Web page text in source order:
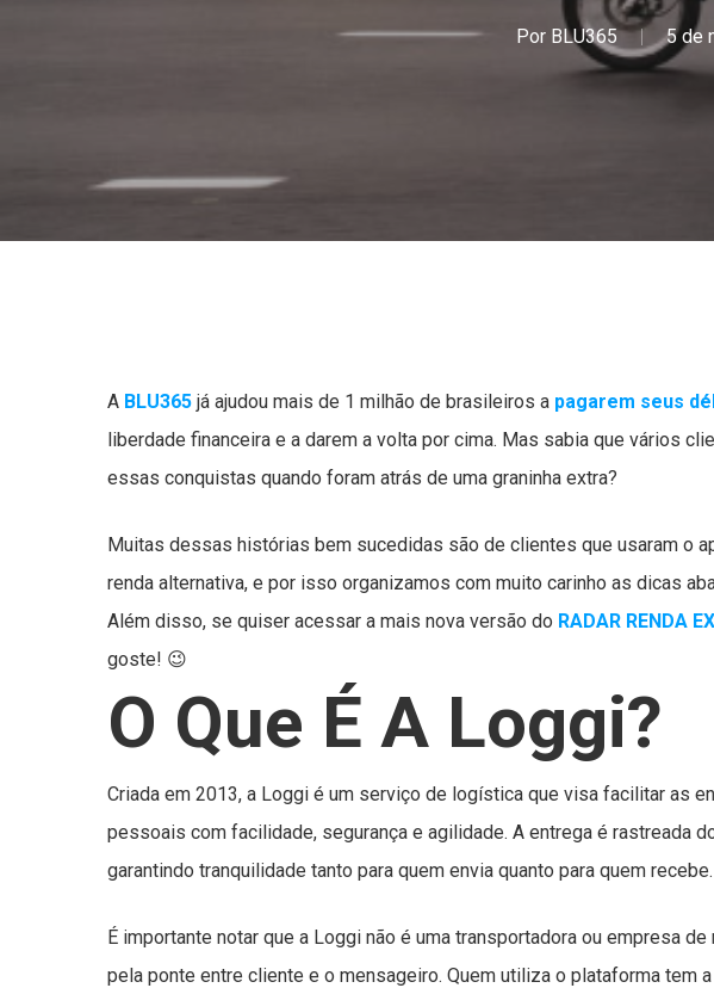
Por BLU365 5 de
A BLU365 já ajudou mais de 1 milhão de brasileiros a pagarem seus
liberdade financeira e a darem a volta por cima. Mas sabia que vários
essas conquistas quando foram atrás de uma graninha extra?
Muitas dessas histórias bem sucedidas são de clientes que usaram o
renda alternativa, e por isso organizamos com muito carinho as dicas
Além disso, se quiser acessar a mais nova versão do RADAR RENDA
goste! 😉
O Que É A Loggi?
Criada em 2013, a Loggi é um serviço de logística que visa facilitar as
pessoais com facilidade, segurança e agilidade. A entrega é rastreada
garantindo tranquilidade tanto para quem envia quanto para quem recebe.
É importante notar que a Loggi não é uma transportadora ou empresa
pela ponte entre cliente e o mensageiro. Quem utiliza o plataforma tem